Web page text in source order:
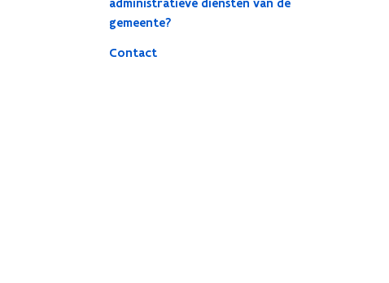
administratieve diensten van de
gemeente?
Contact